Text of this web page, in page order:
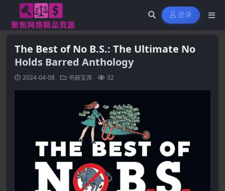
登录
The Best of No B.S.: The Ultimate No
Holds Barred Anthology
2024-04-08 书籍宝库 32